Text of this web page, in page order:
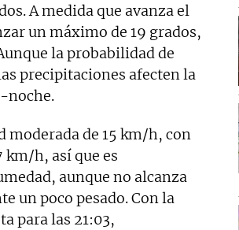
A medida que avanza el
un máximo de 19 grados,
la probabilidad de
precipitaciones afecten la
noche.
moderada de 15 km/h, con
km/h, así que es
aunque no alcanza
un poco pesado. Con la
para las 21:03,